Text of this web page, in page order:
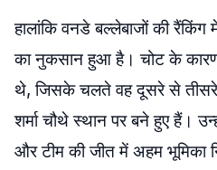
हालांकि वनडे बल्लेबाजों की रैंकिंग
का नुकसान हुआ है। चोट के कारण
थे, जिसके चलते वह दूसरे से तीसरे
शर्मा चौथे स्थान पर बने हुए हैं।
और टीम की जीत में अहम भूमिका